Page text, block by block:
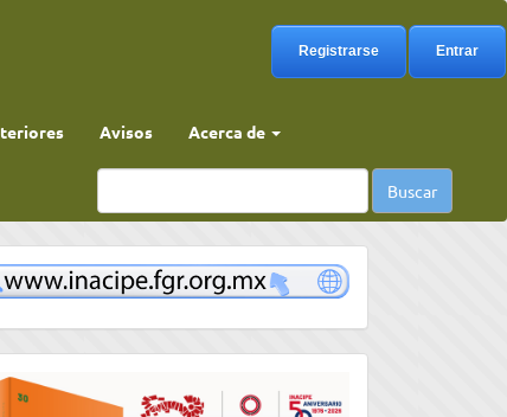
Registrarse Entrar
Avisos Acerca de
Buscar